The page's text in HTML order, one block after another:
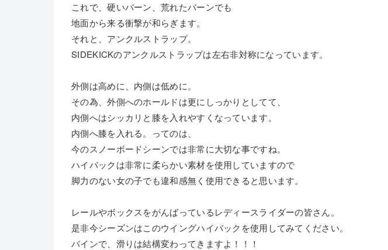
これで、硬いバーン、荒れたバーンでも
地面から来る衝撃が和らぎます。
それと、アンクルストラップ。
SIDEKICKのアンクルストラップは左右非対称になっています。
外側は高めに、内側は低めに。
その為、外側へのホールドは更にしっかりとしてて、
内側へはシッカリと膝を入れやすくなっています。
内側へ膝を入れる。ってのは、
今のスノーボードシーンでは非常に大切な事ですね。
ハイバックは非常に柔らかい素材を使用していますので
脚力のない女の子でも違和感無く使用できると思います。
レールやボックスをがんばっているレディースライダーの皆さん。
是非今シーズンはこのウイングハイバックを使用してみてください。
バインで、滑りは結構変わってきますよ！！！